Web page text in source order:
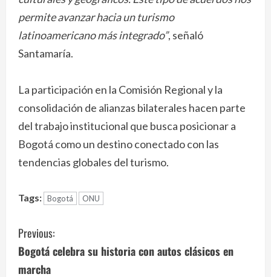
permite avanzar hacia un turismo
latinoamericano más integrado”, señaló
Santamaría.
La participación en la Comisión Regional y la
consolidación de alianzas bilaterales hacen parte
del trabajo institucional que busca posicionar a
Bogotá como un destino conectado con las
tendencias globales del turismo.
Tags: Bogotá ONU
C
o
Previous:
Bogotá celebra su historia con autos clásicos en
marcha